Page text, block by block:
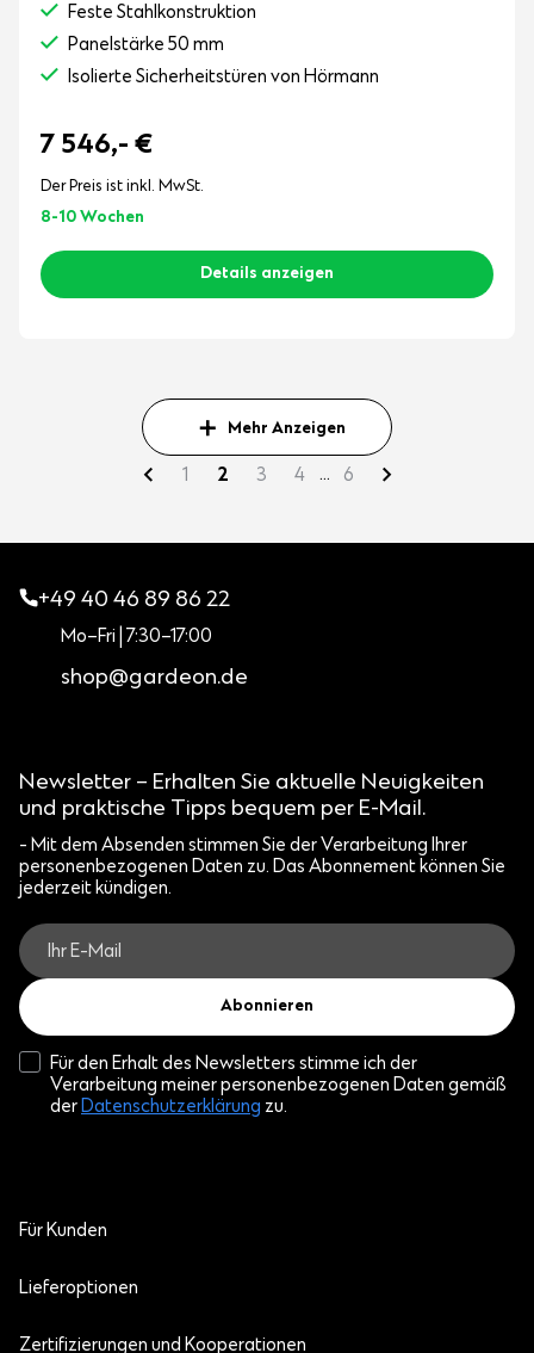
Feste Stahlkonstruktion
Panelstärke 50 mm
Isolierte Sicherheitstüren von Hörmann
7 546,- €
Der Preis ist inkl. MwSt.
8-10 Wochen
Details anzeigen
1 2 3 4 ... 6
Mehr Anzeigen
+49 40 46 89 86 22
Mo–Fri | 7:30–17:00
shop@gardeon.de
Newsletter – Erhalten Sie aktuelle Neuigkeiten
und praktische Tipps bequem per E-Mail.
- Mit dem Absenden stimmen Sie der Verarbeitung Ihrer
personenbezogenen Daten zu. Das Abonnement können Sie
jederzeit kündigen.
Abonnieren
Für den Erhalt des Newsletters stimme ich der
Verarbeitung meiner personenbezogenen Daten gemäß
derDatenschutzerklärung zu.
Für Kunden
Zertifizierungen und Kooperationen
Lieferoptionen